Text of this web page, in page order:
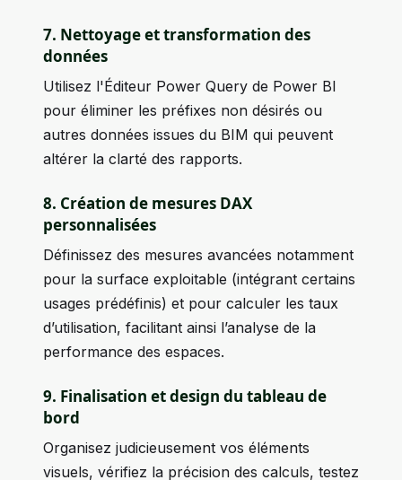
7. Nettoyage et transformation des
données
Utilisez l'Éditeur Power Query de Power BI
pour éliminer les préfixes non désirés ou
autres données issues du BIM qui peuvent
altérer la clarté des rapports.
8. Création de mesures DAX
personnalisées
Définissez des mesures avancées notamment
pour la surface exploitable (intégrant certains
usages prédéfinis) et pour calculer les taux
d’utilisation, facilitant ainsi l’analyse de la
performance des espaces.
9. Finalisation et design du tableau de
bord
Organisez judicieusement vos éléments
visuels, vérifiez la précision des calculs, testez